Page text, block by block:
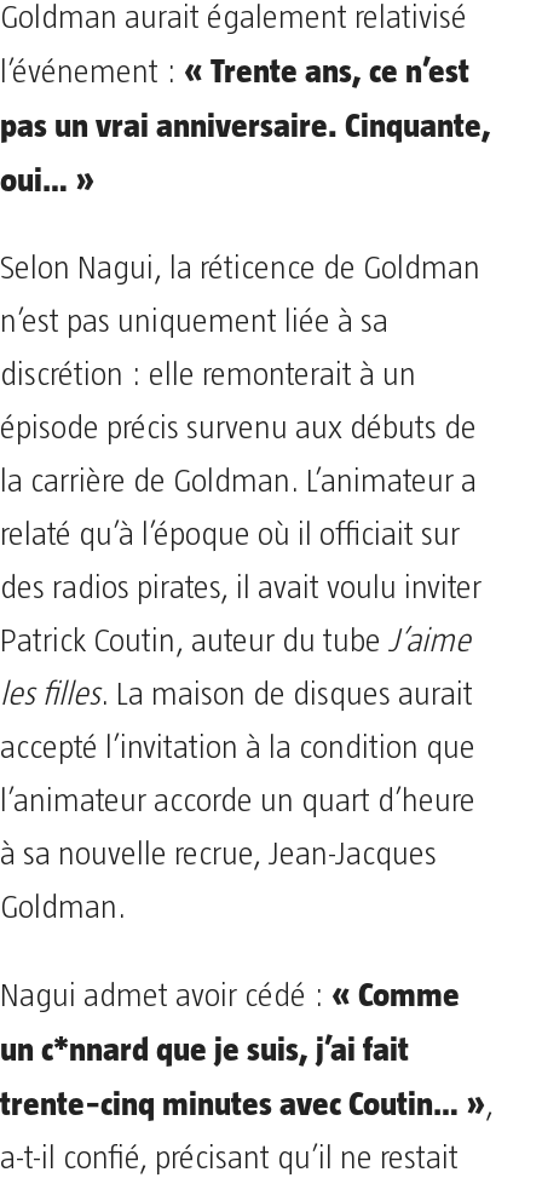
Goldman aurait également relativisé
l’événement : « Trente ans, ce n’est
pas un vrai anniversaire. Cinquante,
oui… »
Selon Nagui, la réticence de Goldman
n’est pas uniquement liée à sa
discrétion : elle remonterait à un
épisode précis survenu aux débuts de
la carrière de Goldman. L’animateur a
relaté qu’à l’époque où il officiait sur
des radios pirates, il avait voulu inviter
Patrick Coutin, auteur du tube J’aime
les filles. La maison de disques aurait
accepté l’invitation à la condition que
l’animateur accorde un quart d’heure
à sa nouvelle recrue, Jean-Jacques
Goldman.
Nagui admet avoir cédé : « Comme
un c*nnard que je suis, j’ai fait
trente‑cinq minutes avec Coutin… »,
a-t-il confié, précisant qu’il ne restait